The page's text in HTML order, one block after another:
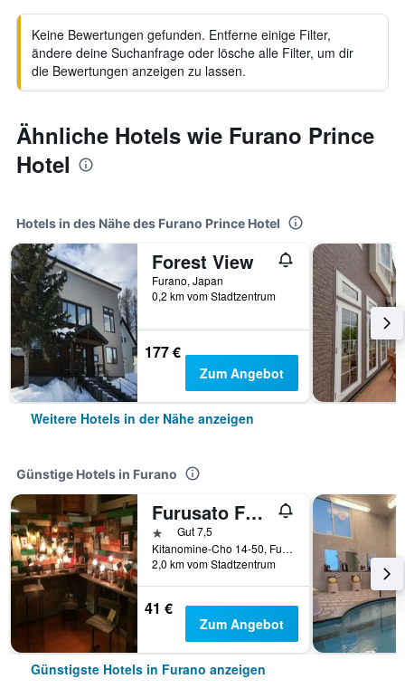
Keine Bewertungen gefunden. Entferne einige Filter,
ändere deine Suchanfrage oder lösche alle Filter, um dir
die Bewertungen anzeigen zu lassen.
Ähnliche Hotels wie Furano Prince
Hotel
Hotels in des Nähe des Furano Prince Hotel
Forest View
Furano, Japan
0,2 km vom Stadtzentrum
177 €
Zum Angebot
Weitere Hotels in der Nähe anzeigen
Günstige Hotels in Furano
Furusato Furano
1 SternGut 7,5
Kitanomine-Cho 14-50, Furano, Japan
2,0 km vom Stadtzentrum
41 €
Zum Angebot
Günstigste Hotels in Furano anzeigen